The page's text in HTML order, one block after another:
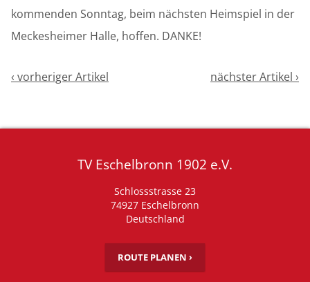
kommenden Sonntag, beim nächsten Heimspiel in der
Meckesheimer Halle, hoffen. DANKE!
‹ vorheriger Artikel nächster Artikel ›
TV Eschelbronn 1902 e.V.
Schlossstrasse 23
74927 Eschelbronn
Deutschland
ROUTE PLANEN ›